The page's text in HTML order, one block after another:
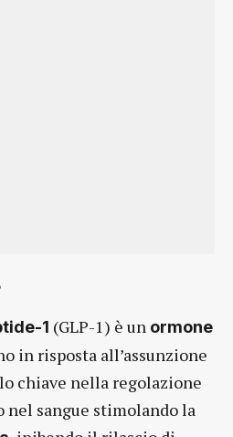
1 (GLP-1) è un ormone
in risposta all’assunzione
chiave nella regolazione
sangue stimolando la